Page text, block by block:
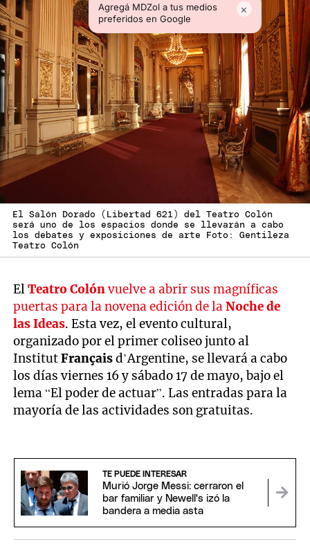
Agregá MDZol a tus medios
preferidos en Google
×
El Salón Dorado (Libertad 621) del Teatro Colón
será uno de los espacios donde se llevarán a cabo
los debates y exposiciones de arte Foto: Gentileza
Teatro Colón
ElTeatro Colónvuelve a abrir sus magníficas
puertas para la novena edición de laNoche de
las Ideas. Esta vez, el evento cultural,
organizado por el primer coliseo junto al
InstitutFrançaisd’Argentine, se llevará a cabo
los días viernes 16 y sábado 17 de mayo, bajo el
lema “El poder de actuar”. Las entradas para la
mayoría de las actividades son gratuitas.
TE PUEDE INTERESAR
Murió Jorge Messi: cerraron el
bar familiar y Newell's izó la
bandera a media asta